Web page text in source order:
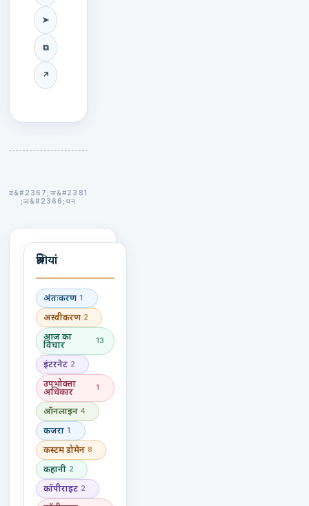
➤
⧉
↗
श्रेणियां
अंतःकरण 1
अस्वीकरण 2
आज का
विचार
13
इंटरनेट 2
उपभोक्ता
अधिकार
1
ऑनलाइन 4
कजरा 1
कस्टम डोमेन 8
कहानी 2
कॉपीराइट 2